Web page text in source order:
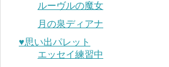
ルーヴルの魔女
月の泉ディアナ
♥︎思い出パレット
エッセイ練習中